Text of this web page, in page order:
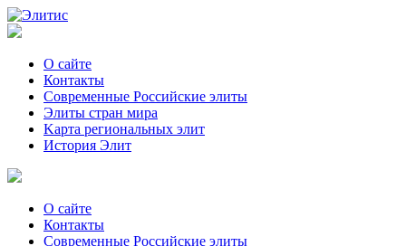
О сайте
Контакты
Современные Российские элиты
Элиты стран мира
Kартa региональных элит
История Элит
О сайте
Контакты
Современные Российские элиты